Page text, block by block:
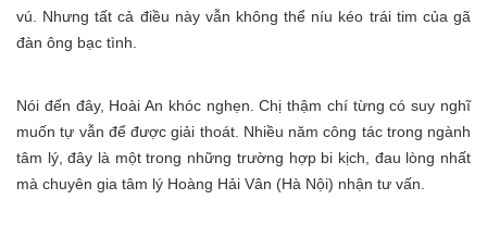
vú. Nhưng tất cả điều này vẫn không thể níu kéo trái tim của gã
đàn ông bạc tình.
Nói đến đây, Hoài An khóc nghẹn. Chị thậm chí từng có suy nghĩ
muốn tự vẫn để được giải thoát. Nhiều năm công tác trong ngành
tâm lý, đây là một trong những trường hợp bi kịch, đau lòng nhất
mà chuyên gia tâm lý Hoàng Hải Vân (Hà Nội) nhận tư vấn.